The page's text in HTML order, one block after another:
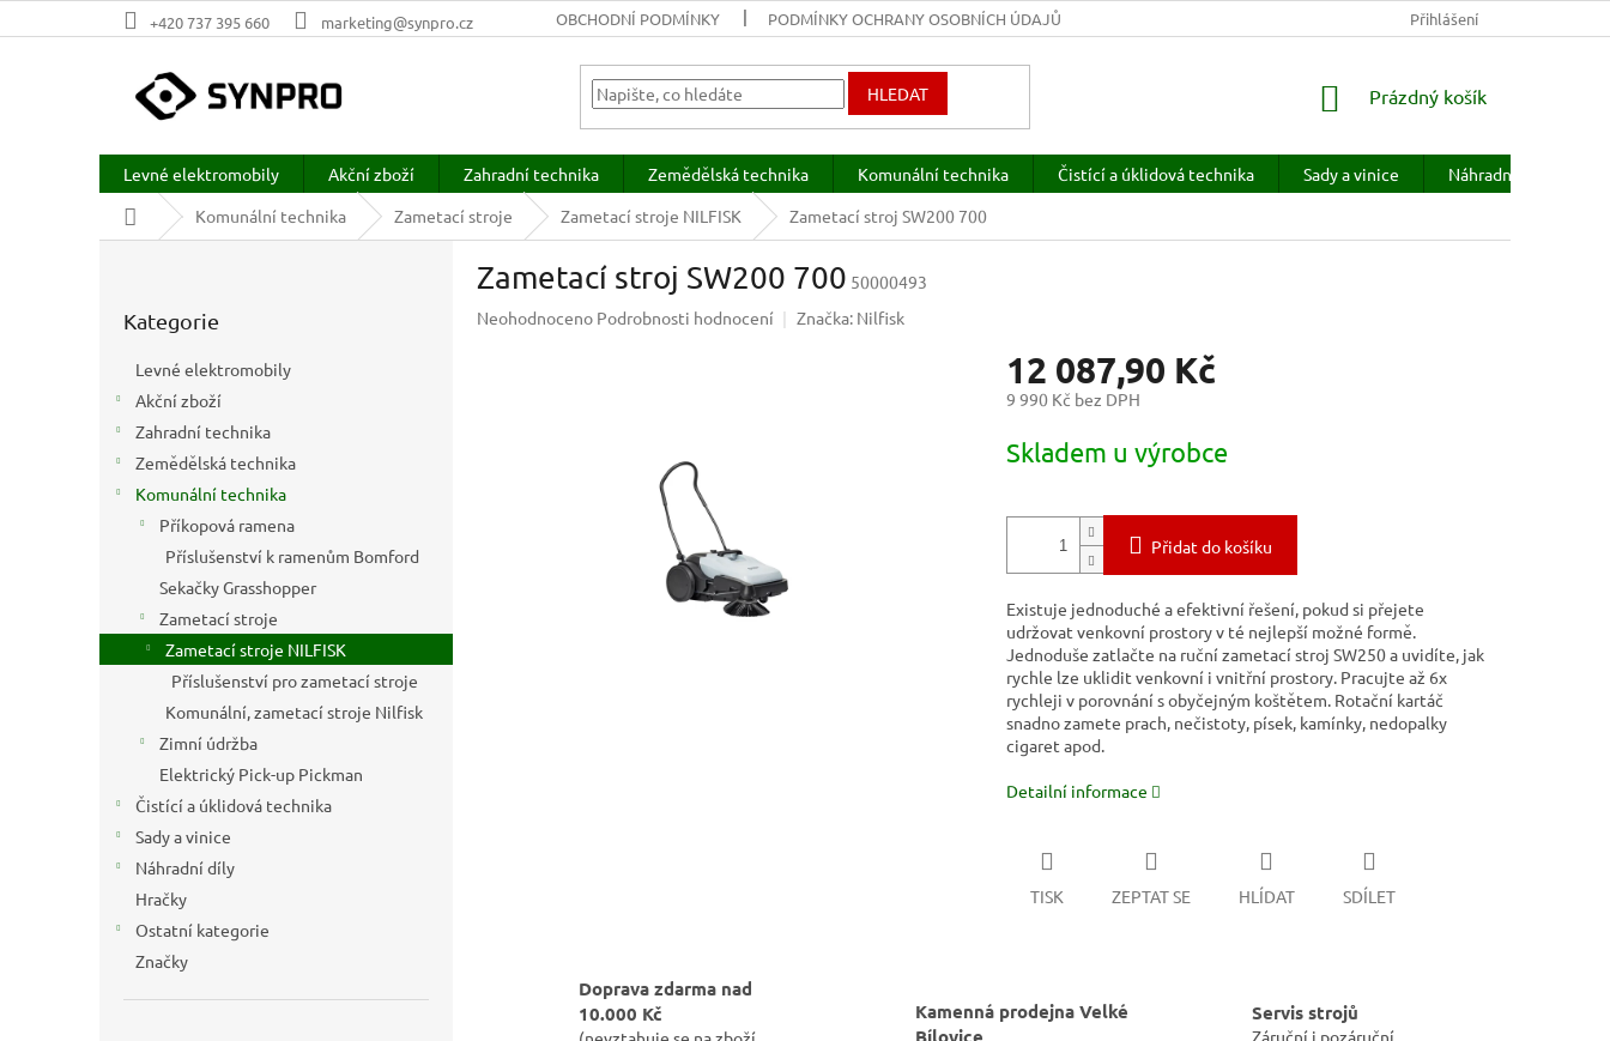
na
+420 737 395 660 marketing@synpro.cz OBCHODNÍ PODMÍNKY PODMÍNKY OCHRANY OSOBNÍCH ÚDAJŮ PRODÁVANÉ ZNAČKY
Přihlášení
HLEDAT
NÁKUPNÍ
Prázdný košík
Levné elektromobily Akční zboží Zahradní technika Zemědělská technika Komunální technika Čistící a úklidová technika Sady a vinice Náhradní díly
Domů
Komunální technika Zametací stroje Zametací stroje NILFISK Zametací stroj SW200 700
kategorie
Kategorie
Levné elektromobily
Akční zboží
Zahradní technika
Zemědělská technika
Komunální technika
Příkopová ramena
Příslušenství k ramenům Bomford
Sekačky Grasshopper
Zametací stroje
Zametací stroje NILFISK
Příslušenství pro zametací stroje
Komunální, zametací stroje Nilfisk
Zimní údržba
Elektrický Pick-up Pickman
Čistící a úklidová technika
Sady a vinice
Náhradní díly
Hračky
Ostatní kategorie
Značky
Zametací stroj SW200 700 50000493
Průměrné
Neohodnoceno Podrobnosti hodnocení Značka: Nilfisk
12 087,90 Kč
9 990 Kč bez DPH
cena:
Skladem u výrobce
Přidat do košíku
Existuje jednoduché a efektivní řešení, pokud si přejete
udržovat venkovní prostory v té nejlepší možné formě.
Jednoduše zatlačte na ruční zametací stroj SW250 a uvidíte, jak
rychle lze uklidit venkovní i vnitřní prostory. Pracujte až 6x
rychleji v porovnání s obyčejným koštětem. Rotační kartáč
snadno zamete prach, nečistoty, písek, kamínky, nedopalky
cigaret apod.
Detailní informace
TISK ZEPTAT SE HLÍDAT SDÍLET
Doprava zdarma nad
10.000 Kč
Kamenná prodejna Velké
Bílovice
Servis strojů
Záruční i pozáruční